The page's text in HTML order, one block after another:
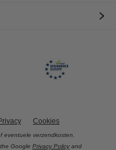
Cookies
eventuele verzendkosten.
Google Privacy Policy and